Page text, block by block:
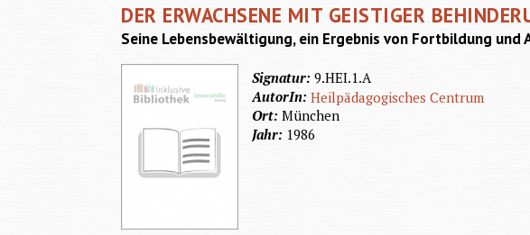
DER ERWACHSENE MIT GEISTIGER
Seine Lebensbewältigung, ein Ergebnis von Fortbildung und
Signatur:9.HEI.1.A
AutorIn:Heilpädagogisches Centrum
Ort:München
Jahr: 1986